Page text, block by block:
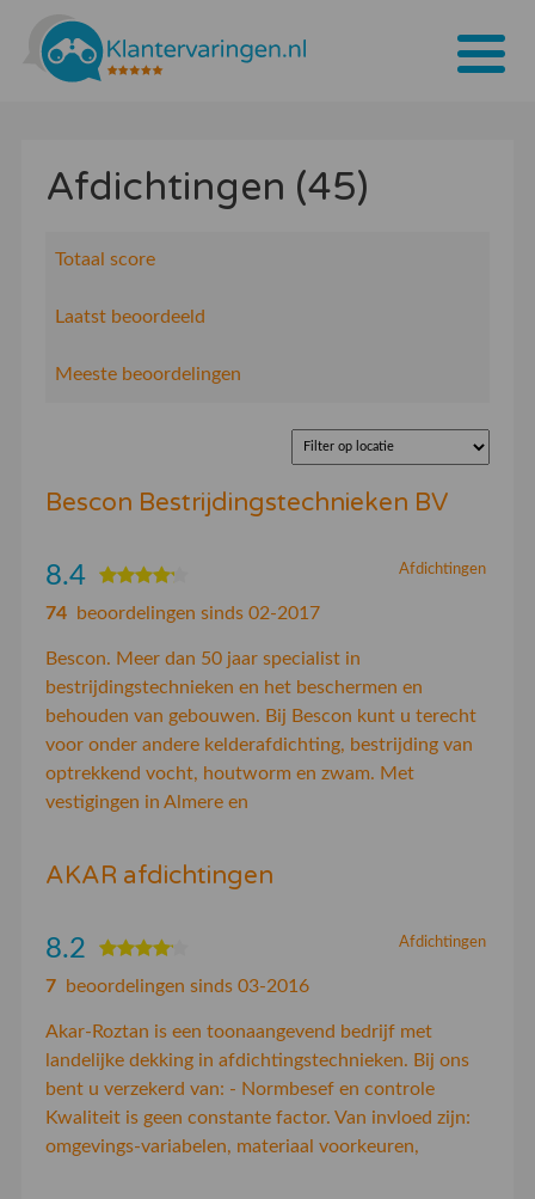
Tarieven
Inloggen
Afdichtingen (45)
Totaal score
Laatst beoordeeld
Meeste beoordelingen
Bescon Bestrijdingstechnieken BV
Afdichtingen
8.4
74beoordelingen sinds 02-2017
Bescon. Meer dan 50 jaar specialist in
bestrijdingstechnieken en het beschermen en
behouden van gebouwen. Bij Bescon kunt u terecht
voor onder andere kelderafdichting, bestrijding van
optrekkend vocht, houtworm en zwam. Met
vestigingen in Almere en
AKAR afdichtingen
Afdichtingen
8.2
7beoordelingen sinds 03-2016
Akar-Roztan is een toonaangevend bedrijf met
landelijke dekking in afdichtingstechnieken. Bij ons
bent u verzekerd van: - Normbesef en controle
Kwaliteit is geen constante factor. Van invloed zijn:
omgevings-variabelen, materiaal voorkeuren,